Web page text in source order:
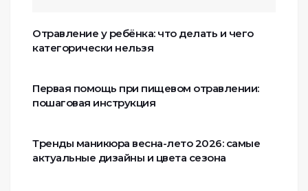
Отравление у ребёнка: что делать и чего
категорически нельзя
Первая помощь при пищевом отравлении:
пошаговая инструкция
Тренды маникюра весна-лето 2026: самые
актуальные дизайны и цвета сезона